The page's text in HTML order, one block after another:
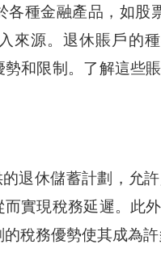
各種金融產品，如股
來源。退休賬戶的
和限制。了解這些
退休儲蓄計劃，允
實現稅務延遲。此
稅務優勢使其成為許